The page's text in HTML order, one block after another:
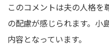
このコメントは夫の人格を
の配慮が感じられます。小
内容となっています。